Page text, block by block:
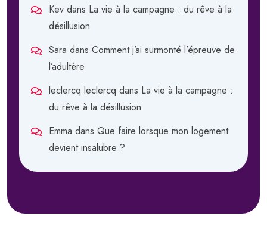
Kev dans La vie à la campagne : du rêve à la
désillusion
Sara dans Comment j’ai surmonté l’épreuve de
l’adultère
leclercq leclercq dans La vie à la campagne :
du rêve à la désillusion
Emma dans Que faire lorsque mon logement
devient insalubre ?